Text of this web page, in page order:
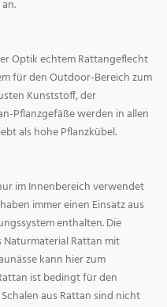
Optik echtem Rattangeflecht
für den Outdoor-Bereich zum
Kunststoff, der
Pflanzgefäße werden in allen
als hohe Pflanzkübel.
im Innenbereich verwendet
immer einen Einsatz aus
enthalten. Die
Rattan mit
kann hier zum
ist bedingt für den
aus Rattan sind nicht